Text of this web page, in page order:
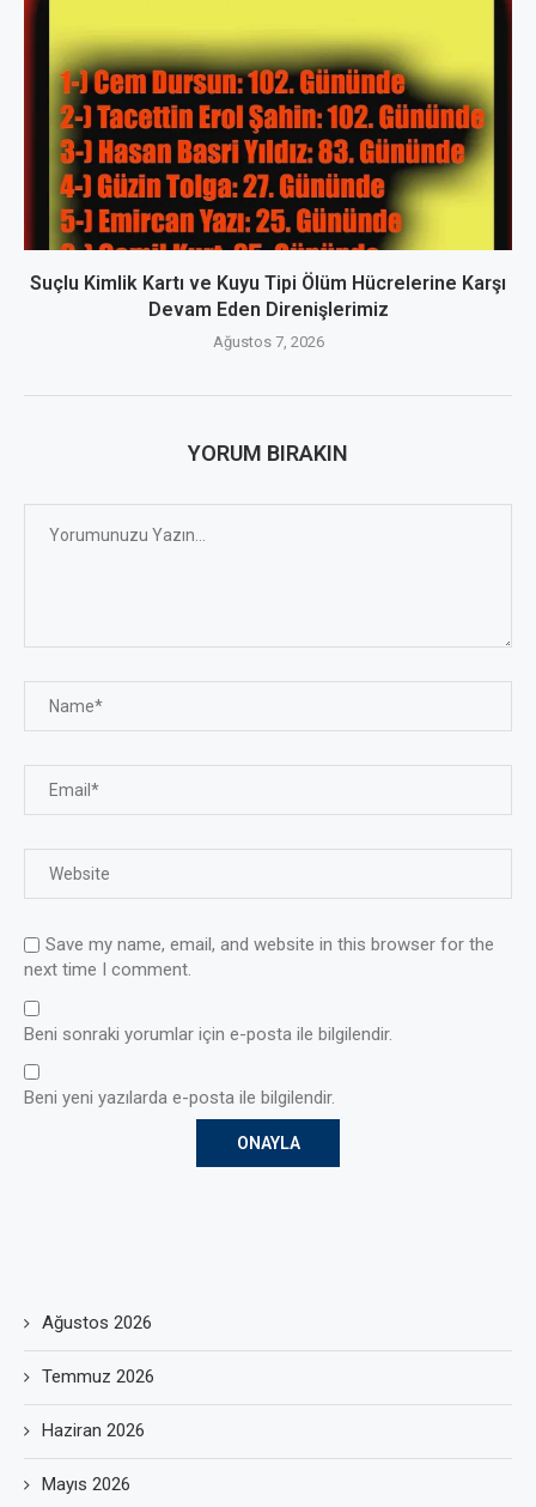
Suçlu Kimlik Kartı ve Kuyu Tipi Ölüm Hücrelerine Karşı
Devam Eden Direnişlerimiz
Ağustos 7, 2026
YORUM BIRAKIN
Save my name, email, and website in this browser for the
next time I comment.
Beni sonraki yorumlar için e-posta ile bilgilendir.
Beni yeni yazılarda e-posta ile bilgilendir.
Ağustos 2026
Temmuz 2026
Haziran 2026
Mayıs 2026